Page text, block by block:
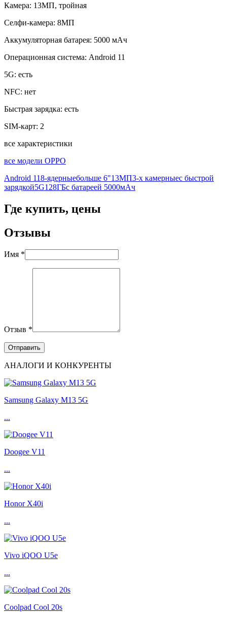
Камера: 13МП, тройная
Селфи-камера: 8МП
Аккумуляторная батарея: 5000 мАч
Операционная система: Android 11
5G: есть
NFC: нет
Быстрая зарядка: есть
SIM-карт: 2
все характеристики
все модели OPPO
Android 118-ядерныебольше 6"13МП3-х камерныес быстрой
зарядкой5G128ГБс батареей 5000мАч
Где купить, цены
Отзывы
Имя *
Отзыв *
АНАЛОГИ И КОНКУРЕНТЫ
Samsung Galaxy M13 5G
...
Doogee V11
...
Honor X40i
...
Vivo iQOO U5e
...
Coolpad Cool 20s